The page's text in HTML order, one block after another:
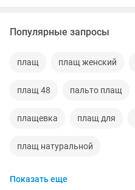
Популярные запросы
плащ плащ женский
плащ 48 пальто плащ
плащевка плащ для
плащ натуральной
Показать еще